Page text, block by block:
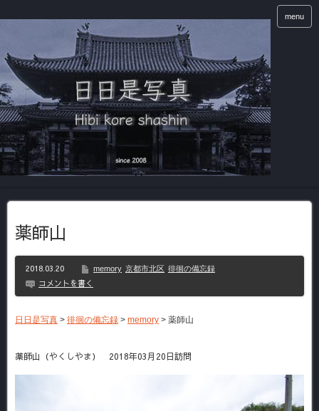
menu
薬師山
2018.03.20 memory 京都市北区 徘徊の備忘録
コメントを書く
日日是写真 > 徘徊の備忘録 > memory > 薬師山
薬師山（やくしやま） 2018年03月20日訪問